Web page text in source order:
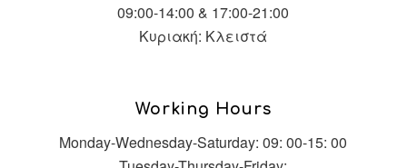
09:00-14:00 & 17:00-21:00
Κυριακή: Κλειστά
Working Hours
Monday-Wednesday-Saturday: 09: 00-15: 00